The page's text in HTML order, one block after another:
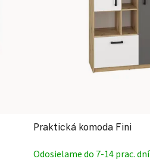
Praktická komoda Fini
Odosielame do 7-14 prac. dní